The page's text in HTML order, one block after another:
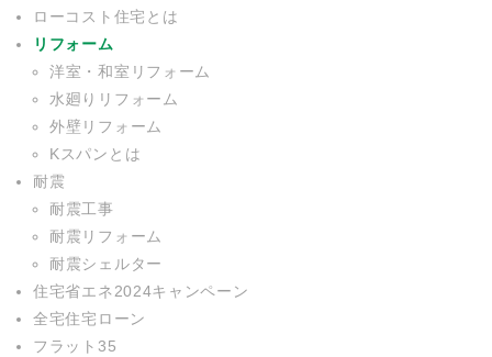
ローコスト住宅とは
リフォーム
洋室・和室リフォーム
水廻りリフォーム
外壁リフォーム
Kスパンとは
耐震
耐震工事
耐震リフォーム
耐震シェルター
住宅省エネ2024キャンペーン
全宅住宅ローン
フラット35